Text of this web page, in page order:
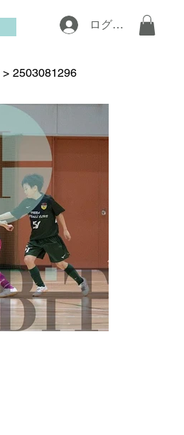
お問い合わせ
ログイン
> 2503081296